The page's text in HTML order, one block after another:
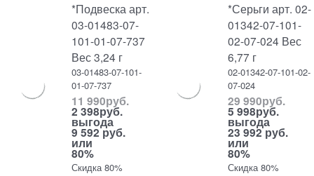
*Подвеска арт.
03-01483-07-
101-01-07-737
Вес 3,24 г
03-01483-07-101-
01-07-737
11 990руб.
2 398руб.
выгода
9 592 руб.
или
80%
Скидка 80%
*Серьги арт. 02-
01342-07-101-
02-07-024 Вес
6,77 г
02-01342-07-101-02-
07-024
29 990руб.
5 998руб.
выгода
23 992 руб.
или
80%
Скидка 80%